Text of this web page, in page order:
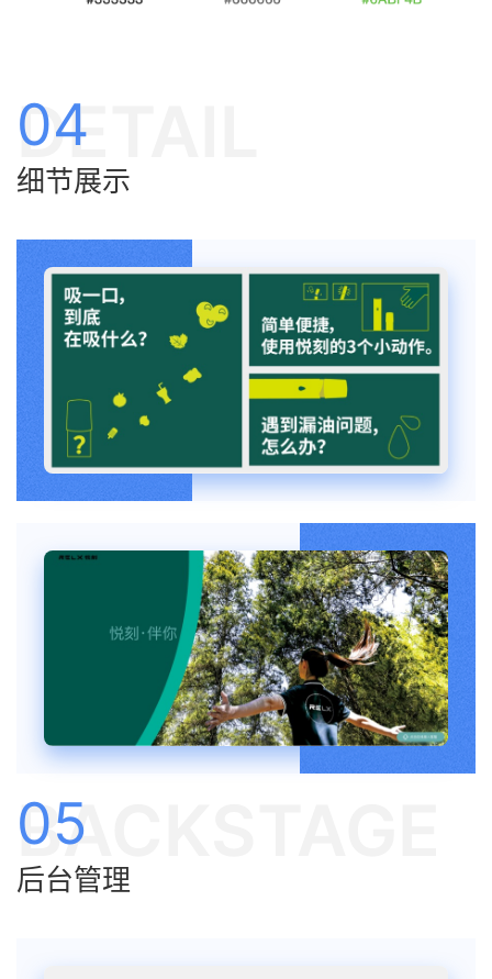
04
DETAIL
细节展示
05
BACKSTAGE
后台管理